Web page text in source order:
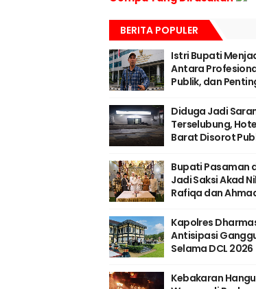
BERITA POPULER
Istri Bupati
Antara
Publik, dan
Diduga Jadi
Terselubung,
Barat Disorot
Bupati Pasaman
Jadi Saksi Akad
Rafiqa dan
Kapolres
Antisipasi
Selama DCL 2026
Kebakaran